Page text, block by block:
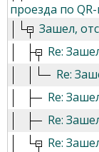
проезда по
Зашел,
Re:
Re:
Re:
Re:
Re: